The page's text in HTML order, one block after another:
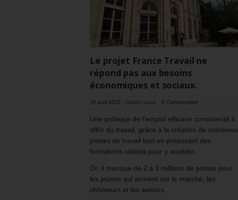
Le projet France Travail ne
répond pas aux besoins
économiques et sociaux.
29 avril 2023 - Daniel Lamar - 0 Commentaire
Une politique de l’emploi efficace consisterait à
offrir du travail, grâce à la création de
postes de travail tout en proposant des
formations ciblées pour y accéder.
Or, il manque de 2 à 3 millions de postes pour
les jeunes qui arrivent sur le marché, les
chômeurs et les seniors.